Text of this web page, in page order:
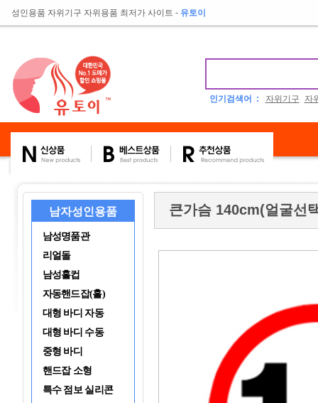
성인용품 자위기구 자위용품 최저가 사이트 - 유토이
인기검색어 : 자위기구 자
남자성인용품
남성명품관
리얼돌
남성홀컵
자동핸드잡(홀)
대형 바디 자동
대형 바디 수동
중형 바디
핸드잡 소형
특수 점보 실리콘
큰가슴 140cm(얼굴선